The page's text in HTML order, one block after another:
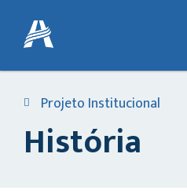
Projeto Institucional
História